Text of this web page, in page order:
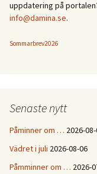
uppdatering på
info@damina.se.
Sommarbrev2026
Senaste nytt
Påminner om … 2026-
Vädret i juli 2026-08-06
Påmminner om … 2026-